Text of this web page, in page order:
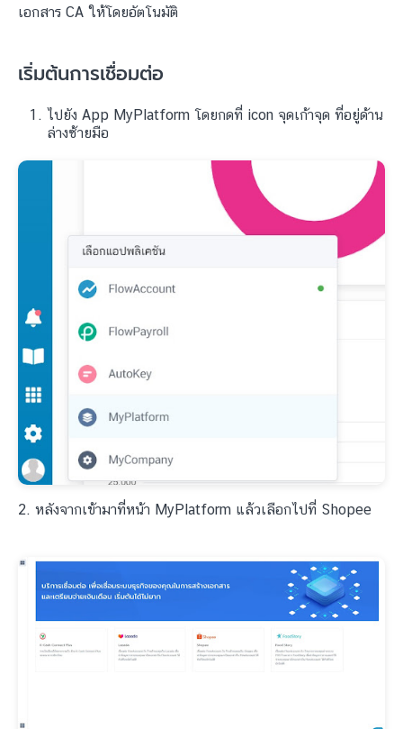
เอกสาร CA ให้โดยอัตโนมัติ
เริ่มต้นการเชื่อมต่อ
ไปยัง App MyPlatform โดยกดที่ icon จุดเก้าจุด ที่อยู่ด้าน
ล่างซ้ายมือ
2. หลังจากเข้ามาที่หน้า MyPlatform แล้วเลือกไปที่ Shopee